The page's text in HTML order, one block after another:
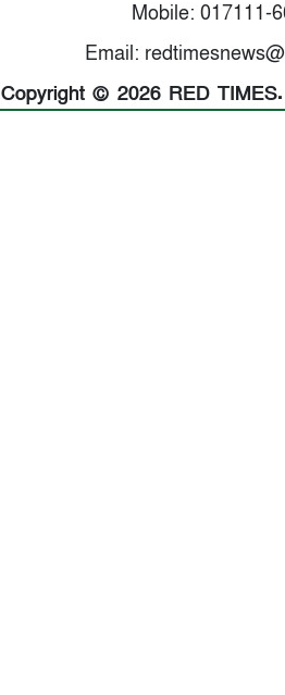
Mobile: 017111-
Email:
Copyright © 2026 RED